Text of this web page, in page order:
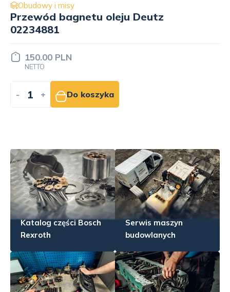
Obudowy i misy
Misa olejowa Deutz 04153081
2 500.00 PLN
NETTO
- + Do koszyka
Katalog części Bosch
Rexroth
Serwis maszyn
budowlanych